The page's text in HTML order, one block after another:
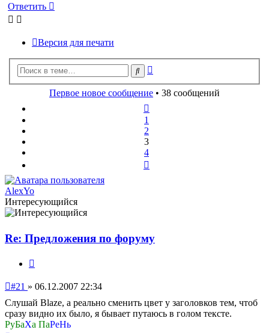
Ответить
Версия для печати
Поиск
Первое новое сообщение • 38 сообщений
1
2
3
4
AlexYo
Интересующийся
Re: Предложения по форуму
Непрочитанное
#21 » 06.12.2007 22:34
Слушай Blaze, а реально сменить цвет у заголовков тем, чтоб
сразу видно их было, я бывает путаюсь в голом тексте.
РуБаХа ПаРеНь